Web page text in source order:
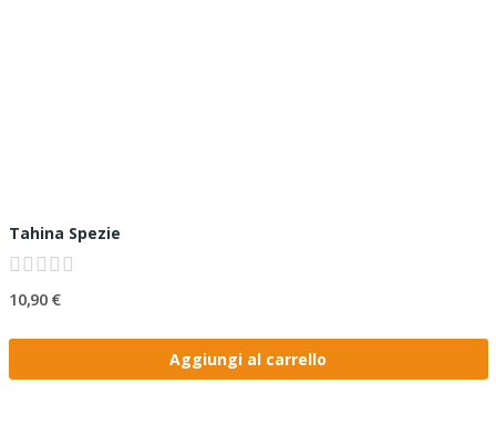
Tahina Spezie
10,90 €
Aggiungi al carrello